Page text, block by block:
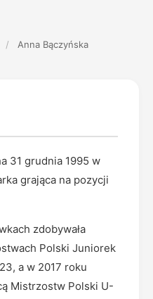
/ Anna Bączyńska
31 grudnia 1995 w
grająca na pozycji
zdobywała
Polski Juniorek
a w 2017 roku
Mistrzostw Polski U-